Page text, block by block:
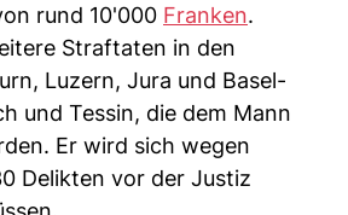
rund 10'000 Franken.
Straftaten in den
Luzern, Jura und Basel-
und Tessin, die dem Mann
Er wird sich wegen
Delikten vor der Justiz